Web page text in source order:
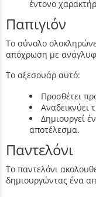
έντονο
Παπιγιόν
Το σύνολο
απόχρωση με
Το αξεσουάρ αυτό:
Προσθέτει
Αναδεικνύει
Δημιουργεί
αποτέλεσμα.
Παντελόνι
Το παντελόνι
δημιουργώντας ένα